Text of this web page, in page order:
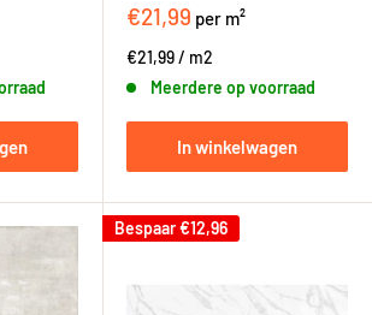
€21,99 per m²
€21,99/ m2
Meerdere op voorraad
In winkelwagen
Bespaar€12,96